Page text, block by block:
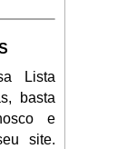
Lista
basta
e
site.